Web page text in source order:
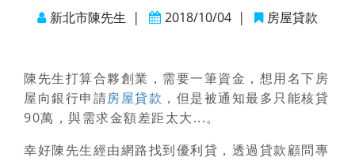
新北市陳先生 | 2018/10/04 | 房屋貸款
陳先生打算合夥創業，需要一筆資金，想用名下房
屋向銀行申請房屋貸款 ，但是被通知最多只能核貸
90萬，與需求金額差距太大...。
幸好陳先生經由網路找到優利貸，透過貸款顧問專